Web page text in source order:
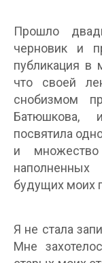
Прошло
черновик и
публикация в
что своей
снобизмом
Батюшкова,
посвятила
и
будущих моих
Я не стала
Мне